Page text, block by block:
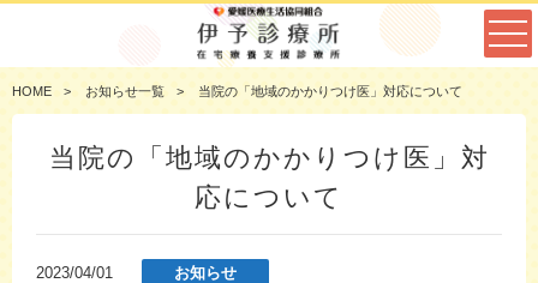
HOME お知らせ一覧 当院の「地域のかかりつけ医」対応について
当院の「地域のかかりつけ医」対
応について
2023/04/01 お知らせ